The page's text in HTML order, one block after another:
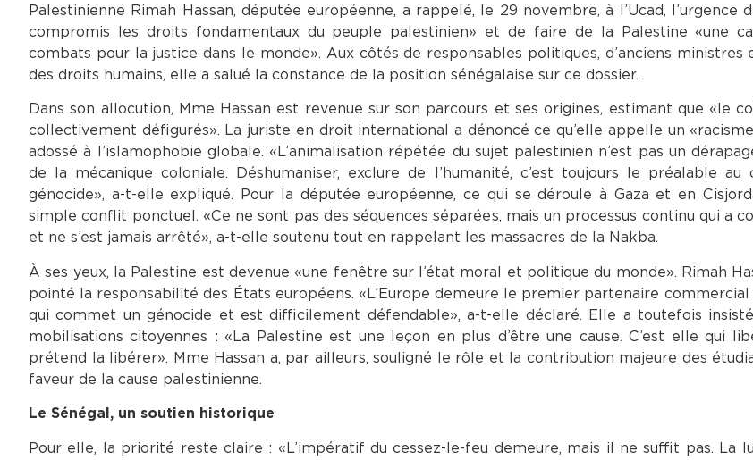
Palestinienne Rimah Hassan, députée européenne, a rappelé, le 29 novembre, à l’Ucad, l’urgence
compromis les droits fondamentaux du peuple palestinien» et de faire de la Palestine «une
combats pour la justice dans le monde». Aux côtés de responsables politiques, d’anciens ministres
des droits humains, elle a salué la constance de la position sénégalaise sur ce dossier.
Dans son allocution, Mme Hassan est revenue sur son parcours et ses origines, estimant que «le
collectivement défigurés». La juriste en droit international a dénoncé ce qu’elle appelle un
adossé à l’islamophobie globale. «L’animalisation répétée du sujet palestinien n’est pas un
de la mécanique coloniale. Déshumaniser, exclure de l’humanité, c’est toujours le préalable au
génocide», a-t-elle expliqué. Pour la députée européenne, ce qui se déroule à Gaza et en
simple conflit ponctuel. «Ce ne sont pas des séquences séparées, mais un processus continu qui a
et ne s’est jamais arrêté», a-t-elle soutenu tout en rappelant les massacres de la Nakba.
À ses yeux, la Palestine est devenue «une fenêtre sur l’état moral et politique du monde». Rimah
pointé la responsabilité des États européens. «L’Europe demeure le premier partenaire commercial
qui commet un génocide et est difficilement défendable», a-t-elle déclaré. Elle a toutefois
mobilisations citoyennes : «La Palestine est une leçon en plus d’être une cause. C’est elle qui
prétend la libérer». Mme Hassan a, par ailleurs, souligné le rôle et la contribution majeure des
faveur de la cause palestinienne.
Le Sénégal, un soutien historique
Pour elle, la priorité reste claire : «L’impératif du cessez-le-feu demeure, mais il ne suffit pas. La